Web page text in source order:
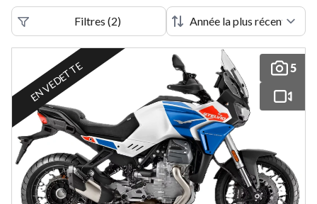
Filtres (2)
5
EN VEDETTE